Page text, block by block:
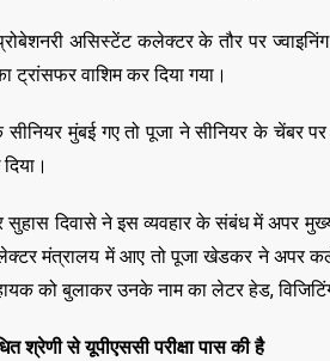
असिस्टेंट कलेक्टर के तौर पर
ट्रांसफर वाशिम कर दिया गया।
मुंबई गए तो पूजा ने सीनियर के चेंबर पर
दिवासे ने इस व्यवहार के संबंध में अपर मुख्य
मंत्रालय में आए तो पूजा खेडकर ने अपर
को बुलाकर उनके नाम का लेटर हेड, विजिटिंग
श्रेणी से यूपीएससी परीक्षा पास की है